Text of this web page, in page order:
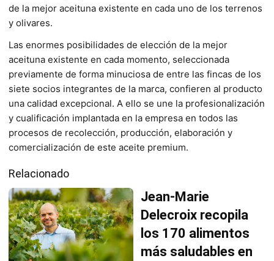
de la mejor aceituna existente en cada uno de los terrenos
y olivares.
Las enormes posibilidades de elección de la mejor
aceituna existente en cada momento, seleccionada
previamente de forma minuciosa de entre las fincas de los
siete socios integrantes de la marca, confieren al producto
una calidad excepcional. A ello se une la profesionalización
y cualificación implantada en la empresa en todos las
procesos de recolección, producción, elaboración y
comercialización de este aceite premium.
Relacionado
Jean-Marie
Delecroix recopila
los 170 alimentos
más saludables en